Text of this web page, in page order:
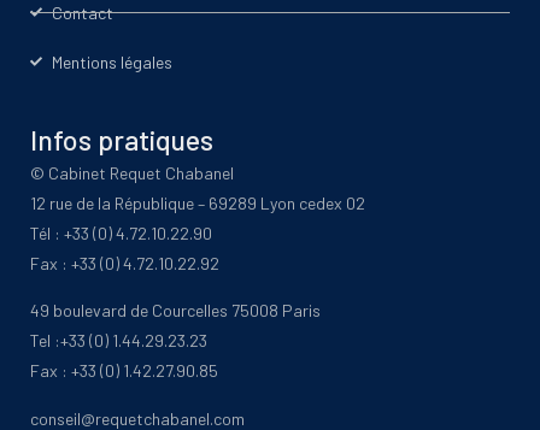
Contact
Mentions légales
Infos pratiques
© Cabinet Requet Chabanel
12 rue de la République – 69289 Lyon cedex 02
Tél : +33 (0) 4.72.10.22.90
Fax : +33 (0) 4.72.10.22.92
49 boulevard de Courcelles 75008 Paris
Tel :+33 (0) 1.44.29.23.23
Fax : +33 (0) 1.42.27.90.85
conseil@requetchabanel.com